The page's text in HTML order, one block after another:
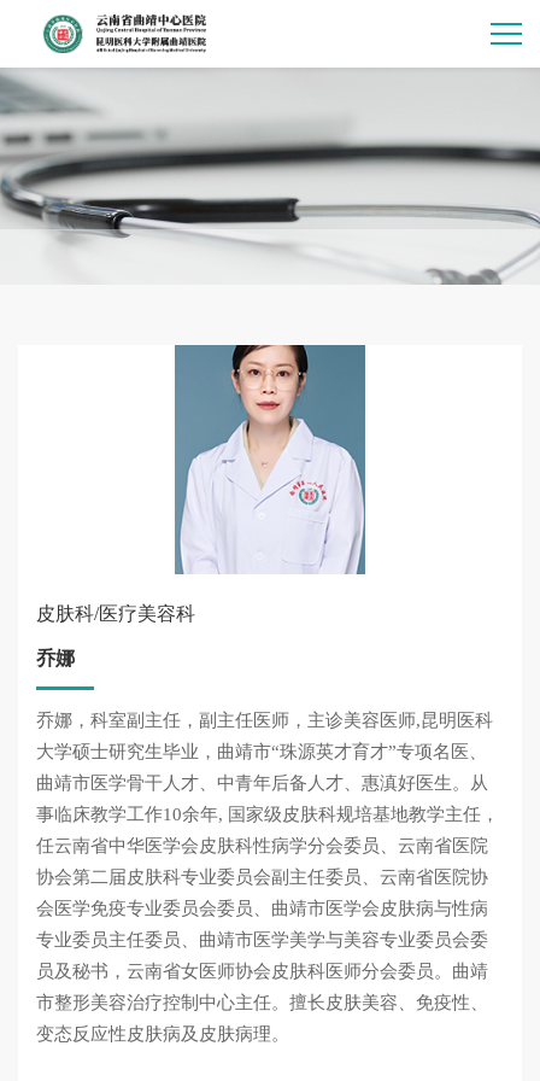
皮肤科/医疗美容科
乔娜
乔娜，科室副主任，副主任医师，主诊美容医师,昆明医科
大学硕士研究生毕业，曲靖市“珠源英才育才”专项名医、
曲靖市医学骨干人才、中青年后备人才、惠滇好医生。从
事临床教学工作10余年, 国家级皮肤科规培基地教学主任，
任云南省中华医学会皮肤科性病学分会委员、云南省医院
协会第二届皮肤科专业委员会副主任委员、云南省医院协
会医学免疫专业委员会委员、曲靖市医学会皮肤病与性病
专业委员主任委员、曲靖市医学美学与美容专业委员会委
员及秘书，云南省女医师协会皮肤科医师分会委员。曲靖
市整形美容治疗控制中心主任。擅长皮肤美容、免疫性、
变态反应性皮肤病及皮肤病理。